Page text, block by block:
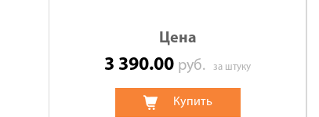
Цена
3 390.00 руб. за штуку
Купить